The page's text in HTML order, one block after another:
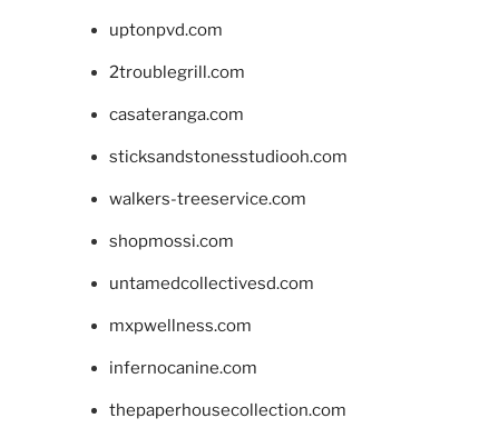
uptonpvd.com
2troublegrill.com
casateranga.com
sticksandstonesstudiooh.com
walkers-treeservice.com
shopmossi.com
untamedcollectivesd.com
mxpwellness.com
infernocanine.com
thepaperhousecollection.com